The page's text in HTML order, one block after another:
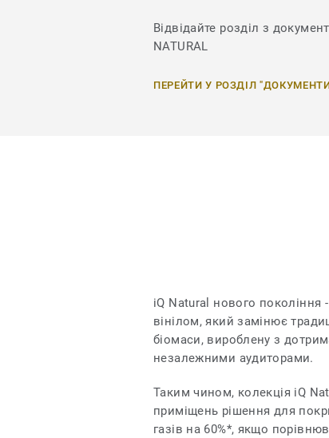
Відвідайте розділ з
NATURAL
ПЕРЕЙТИ У РОЗДІЛ
iQ Natural нового покоління
вінілом, який замінює
біомаси, вироблену з
незалежними аудиторами.
Таким чином, колекція iQ
приміщень рішення для
газів на 60%*, якщо